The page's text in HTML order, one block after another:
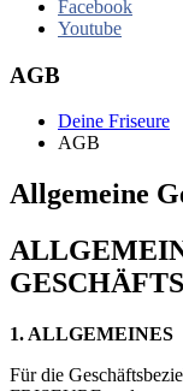
Facebook
Youtube
AGB
Deine Friseure
AGB
Allgemeine
1. ALLGEMEINES
Für die